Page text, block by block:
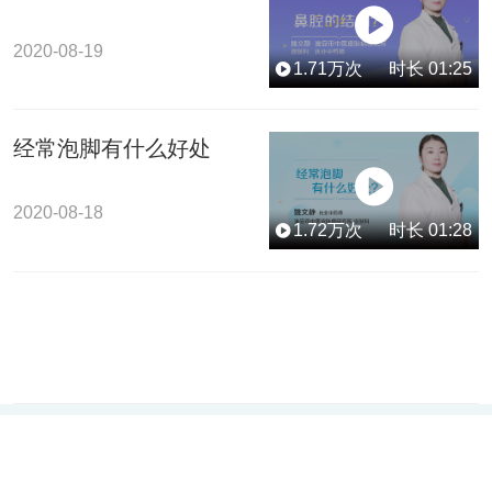
1.71万次 时长 01:25
2020-08-19
1.72万次 时长 01:28
经常泡脚有什么好处
2020-08-18